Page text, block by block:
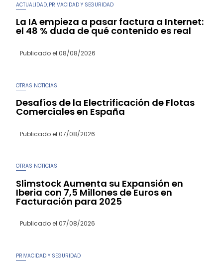
ACTUALIDAD PRIVACIDAD Y SEGURIDAD
La IA empieza a pasar factura a Internet:
el 48 % duda de qué contenido es real
Publicado el 08/08/2026
OTRAS NOTICIAS
Desafíos de la Electrificación de Flotas
Comerciales en España
Publicado el 07/08/2026
OTRAS NOTICIAS
Slimstock Aumenta su Expansión en
Iberia con 7,5 Millones de Euros en
Facturación para 2025
Publicado el 07/08/2026
PRIVACIDAD Y SEGURIDAD